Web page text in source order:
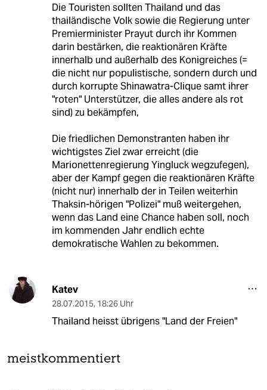
Die Touristen sollten Thailand und das
thailändische Volk sowie die Regierung unter
Premierminister Prayut durch ihr Kommen
darin bestärken, die reaktionären Kräfte
innerhalb und außerhalb des Konigreiches (=
die nicht nur populistische, sondern durch und
durch korrupte Shinawatra-Clique samt ihrer
"roten" Unterstützer, die alles andere als rot
sind) zu bekämpfen,
Die friedlichen Demonstranten haben ihr
wichtigstes Ziel zwar erreicht (die
Marionettenregierung Yingluck wegzufegen),
aber der Kampf gegen die reaktionären Kräfte
(nicht nur) innerhalb der in Teilen weiterhin
Thaksin-hörigen "Polizei" muß weitergehen,
wenn das Land eine Chance haben soll, noch
im kommenden Jahr endlich echte
demokratische Wahlen zu bekommen.
Katev
28.07.2015, 18:26 Uhr
Thailand heisst übrigens "Land der Freien"
meistkommentiert